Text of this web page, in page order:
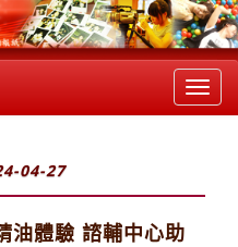
04-27
油體驗 諮輔中心助